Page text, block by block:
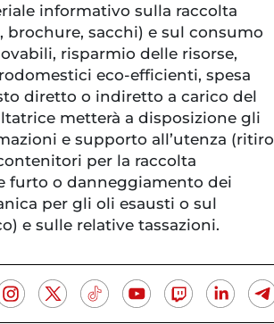
informativo sulla raccolta
brochure, sacchi) e sul consumo
risparmio delle risorse,
eco-efficienti, spesa
diretto o indiretto a carico del
metterà a disposizione gli
e supporto all’utenza (ritiro
per la raccolta
furto o danneggiamento dei
per gli oli esausti o sul
e sulle relative tassazioni.